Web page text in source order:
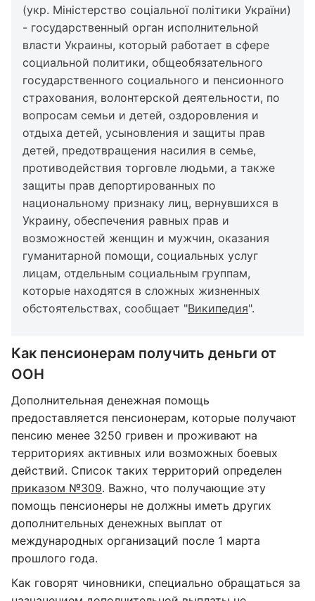
(укр. Міністерство соціальної політики України)
- государственный орган исполнительной
власти Украины, который работает в сфере
социальной политики, общеобязательного
государственного социального и пенсионного
страхования, волонтерской деятельности, по
вопросам семьи и детей, оздоровления и
отдыха детей, усыновления и защиты прав
детей, предотвращения насилия в семье,
противодействия торговле людьми, а также
защиты прав депортированных по
национальному признаку лиц, вернувшихся в
Украину, обеспечения равных прав и
возможностей женщин и мужчин, оказания
гуманитарной помощи, социальных услуг
лицам, отдельным социальным группам,
которые находятся в сложных жизненных
обстоятельствах, сообщает "Википедия".
Как пенсионерам получить деньги от
ООН
Дополнительная денежная помощь
предоставляется пенсионерам, которые получают
пенсию менее 3250 гривен и проживают на
территориях активных или возможных боевых
действий. Список таких территорий определен
приказом №309. Важно, что получающие эту
помощь пенсионеры не должны иметь других
дополнительных денежных выплат от
международных организаций после 1 марта
прошлого года.
Как говорят чиновники, специально обращаться за